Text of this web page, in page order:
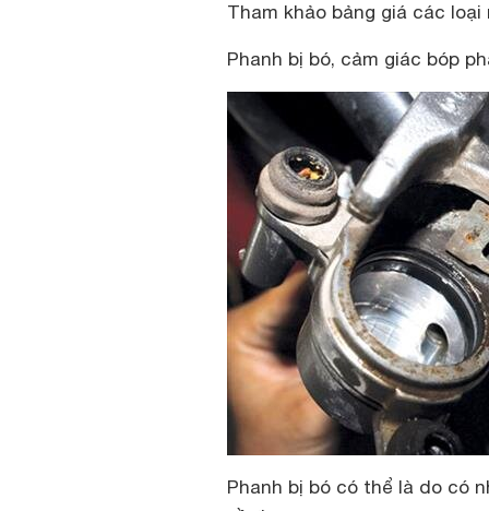
Tham khảo bảng giá các
Phanh bị bó, cảm giác bóp
Phanh bị bó có thể là do có